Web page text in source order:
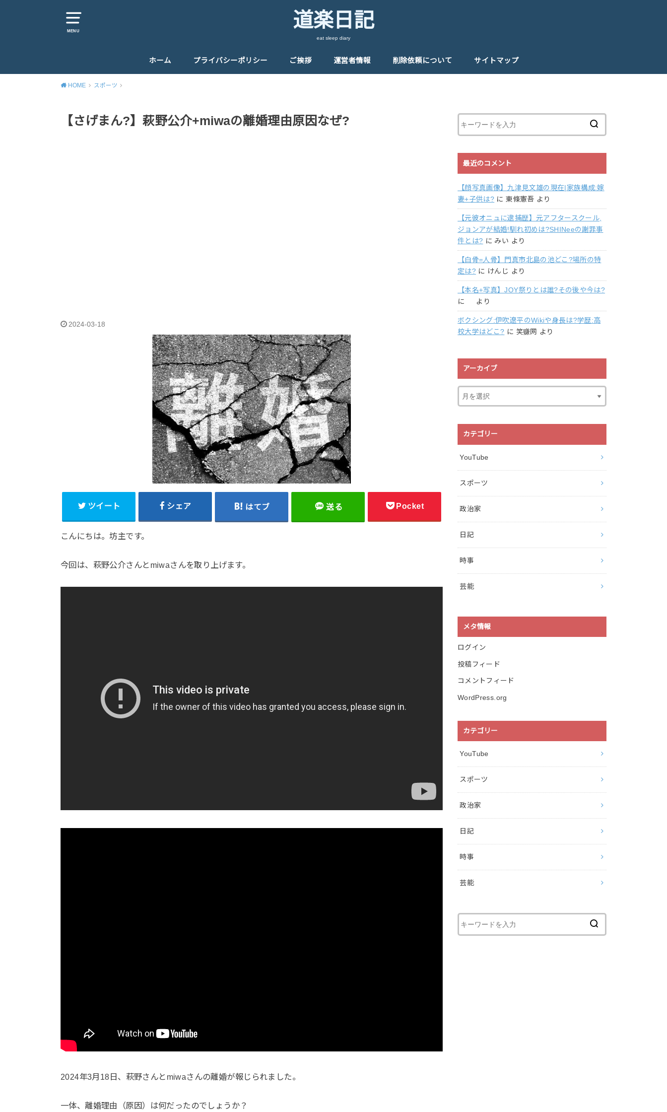
MENU 道楽日記
eat sleep diary
ホーム プライバシーポリシー ご挨拶 運営者情報 削除依頼について サイトマップ
HOME スポーツ
【さげまん?】萩野公介+miwaの離婚理由原因なぜ?
2024-03-18
ツイート シェア はてブ 送る Pocket
こんにちは。坊主です。
今回は、萩野公介さんとmiwaさんを取り上げます。
2024年3月18日、萩野さんとmiwaさんの離婚が報じられました。
一体、離婚理由（原因）は何だったのでしょうか？
最近のコメント
【顔写真画像】九津見文雄の現在|家族構成:嫁
妻+子供は? に東條憲吾 より
【元彼オニュに逮捕歴】元アフタースクール,
ジョンアが結婚!馴れ初めは?SHINeeの謝罪事
件とは? に みい より
【白骨=人骨】門真市北島の池どこ?場所の特
定は? に けんじ より
【本名+写真】JOY祭りとは誰?その後や今は?
に
より
ボクシング:伊吹遼平のWikiや身長は?学歴:高
校大学はどこ? に 笑赚网 より
アーカイブ
カテゴリー
YouTube
スポーツ
政治家
日記
時事
芸能
メタ情報
ログイン
投稿フィード
コメントフィード
WordPress.org
カテゴリー
YouTube
スポーツ
政治家
日記
時事
芸能